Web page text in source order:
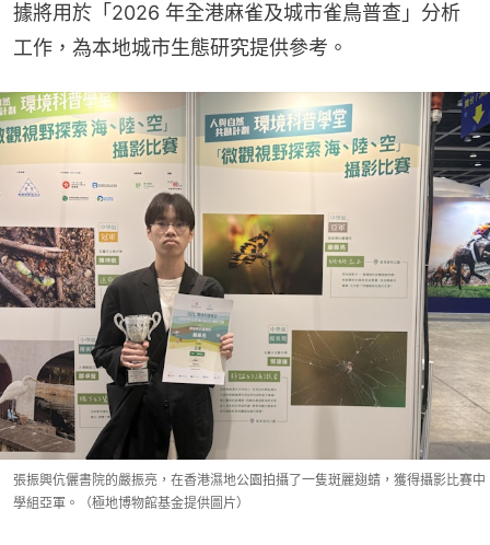
據將用於「2026 年全港麻雀及城市雀鳥普查」分析
工作，為本地城市生態研究提供參考。
張振興伉儷書院的嚴振亮，在香港濕地公園拍攝了一隻斑麗翅蜻，獲得攝影比賽中
學組亞軍。（極地博物館基金提供圖片）